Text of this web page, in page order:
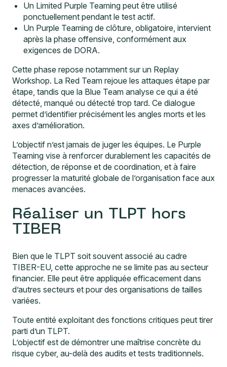
Un Limited Purple Teaming peut être utilisé
ponctuellement pendant le test actif.
Un Purple Teaming de clôture, obligatoire, intervient
après la phase offensive, conformément aux
exigences de DORA.
Cette phase repose notamment sur un Replay
Workshop. La Red Team rejoue les attaques étape par
étape, tandis que la Blue Team analyse ce qui a été
détecté, manqué ou détecté trop tard. Ce dialogue
permet d’identifier précisément les angles morts et les
axes d’amélioration.
L’objectif n’est jamais de juger les équipes. Le Purple
Teaming vise à renforcer durablement les capacités de
détection, de réponse et de coordination, et à faire
progresser la maturité globale de l’organisation face aux
menaces avancées.
Réaliser un TLPT hors
TIBER
Bien que le TLPT soit souvent associé au cadre
TIBER-EU, cette approche ne se limite pas au secteur
financier. Elle peut être appliquée efficacement dans
d’autres secteurs et pour des organisations de tailles
variées.
Toute entité exploitant des fonctions critiques peut tirer
parti d’un TLPT.
L’objectif est de démontrer une maîtrise concrète du
risque cyber, au-delà des audits et tests traditionnels.